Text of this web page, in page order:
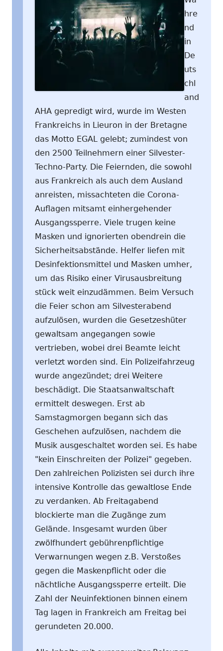
hre
nd
in
De
uts
chl
and
AHA gepredigt wird, wurde im Westen
Frankreichs in Lieuron in der Bretagne
das Motto EGAL gelebt; zumindest von
den 2500 Teilnehmern einer Silvester-
Techno-Party. Die Feiernden, die sowohl
aus Frankreich als auch dem Ausland
anreisten, missachteten die Corona-
Auflagen mitsamt einhergehender
Ausgangssperre. Viele trugen keine
Masken und ignorierten obendrein die
Sicherheitsabstände. Helfer liefen mit
Desinfektionsmittel und Masken umher,
um das Risiko einer Virusausbreitung
stück weit einzudämmen. Beim Versuch
die Feier schon am Silvesterabend
aufzulösen, wurden die Gesetzeshüter
gewaltsam angegangen sowie
vertrieben, wobei drei Beamte leicht
verletzt worden sind. Ein Polizeifahrzeug
wurde angezündet; drei Weitere
beschädigt. Die Staatsanwaltschaft
ermittelt deswegen. Erst ab
Samstagmorgen begann sich das
Geschehen aufzulösen, nachdem die
Musik ausgeschaltet worden sei. Es habe
"kein Einschreiten der Polizei" gegeben.
Den zahlreichen Polizisten sei durch ihre
intensive Kontrolle das gewaltlose Ende
zu verdanken. Ab Freitagabend
blockierte man die Zugänge zum
Gelände. Insgesamt wurden über
zwölfhundert gebührenpflichtige
Verwarnungen wegen z.B. Verstoßes
gegen die Maskenpflicht oder die
nächtliche Ausgangssperre erteilt. Die
Zahl der Neuinfektionen binnen einem
Tag lagen in Frankreich am Freitag bei
gerundeten 20.000.